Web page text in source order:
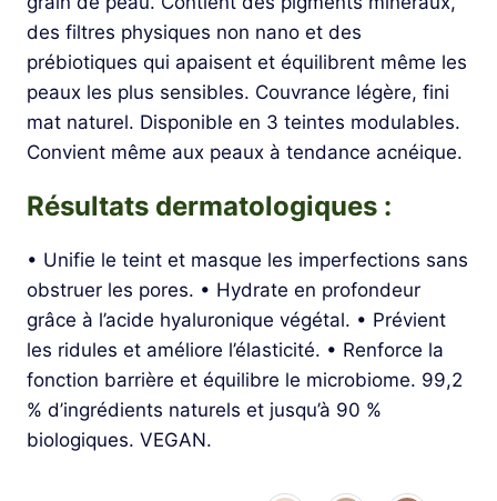
des filtres physiques non nano et des
prébiotiques qui apaisent et équilibrent même les
peaux les plus sensibles. Couvrance légère, fini
mat naturel. Disponible en 3 teintes modulables.
Convient même aux peaux à tendance acnéique.
Résultats dermatologiques :
• Unifie le teint et masque les imperfections sans
obstruer les pores. • Hydrate en profondeur
grâce à l’acide hyaluronique végétal. • Prévient
les ridules et améliore l’élasticité. • Renforce la
fonction barrière et équilibre le microbiome. 99,2
% d’ingrédients naturels et jusqu’à 90 %
biologiques. VEGAN.